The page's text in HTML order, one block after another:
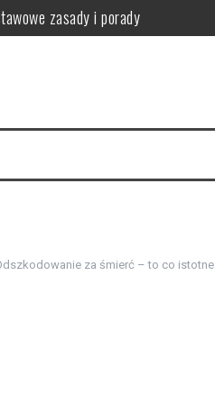
zasady i porady
jadłospis
utrata wagi
i przepisy
za śmierć – to co istotne